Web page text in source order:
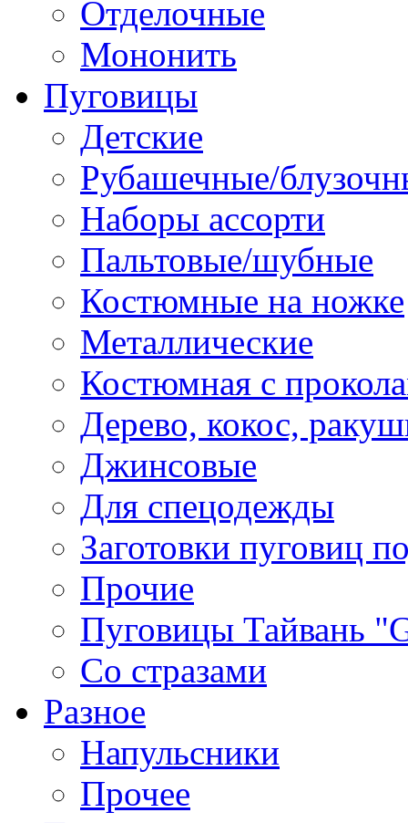
Отделочные
Мононить
Пуговицы
Детские
Рубашечные/
Наборы ассорти
Пальтовые/шубные
Костюмные на ножке
Металлические
Костюмная с
Дерево, кокос,
Джинсовые
Для спецодежды
Заготовки пуговиц
Прочие
Пуговицы Тайвань
Со стразами
Разное
Напульсники
Прочее